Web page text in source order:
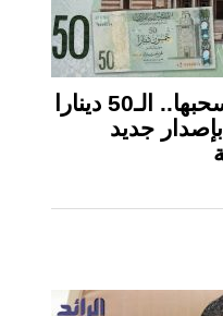
بعد أكثر من عام على سحبها.. الـ50 دينارا
جديد